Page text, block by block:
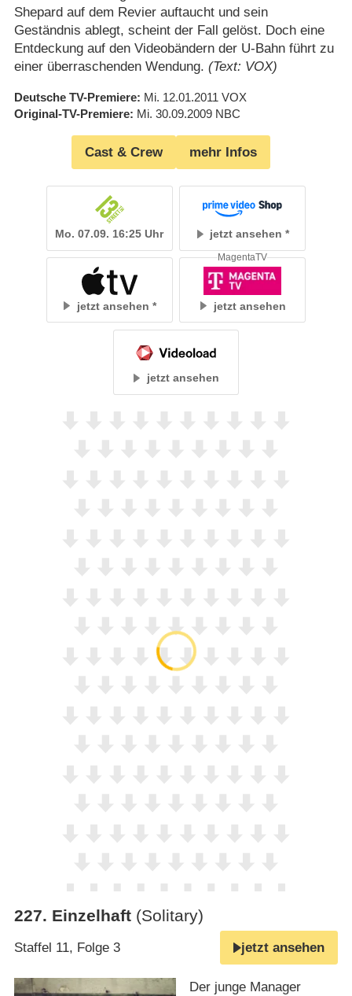
Shepard auf dem Revier auftaucht und sein
Geständnis ablegt, scheint der Fall gelöst. Doch eine
Entdeckung auf den Videobändern der U-Bahn führt zu
einer überraschenden Wendung. (Text: VOX)
Deutsche TV-Premiere Mi. 12.01.2011 VOX
Original-TV-Premiere Mi. 30.09.2009 NBC
Cast & Crew mehr Infos
Mo. 07.09. 16:25 Uhr jetzt ansehen
jetzt ansehen jetzt ansehen
MagentaTV
jetzt ansehen
227. Einzelhaft (Solitary)
Staffel 11, Folge 3 jetzt ansehen
Der junge Manager